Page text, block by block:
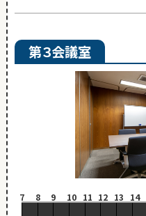
第３会議室
7 8 9 10 11 12 13 14